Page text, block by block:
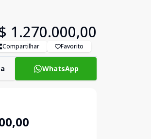
1.270.000,00
Compartilhar Favorito
WhatsApp